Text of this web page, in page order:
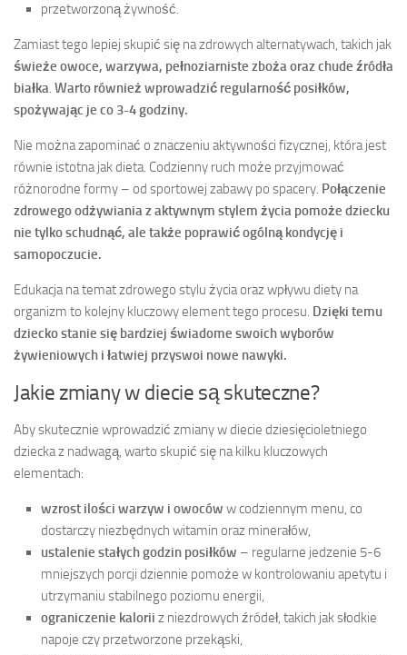
przetworzoną żywność.
Zamiast tego lepiej skupić się na zdrowych alternatywach, takich jak
świeże owoce, warzywa, pełnoziarniste zboża oraz chude źródła
białka. Warto również wprowadzić regularność posiłków,
spożywając je co 3-4 godziny.
Nie można zapominać o znaczeniu aktywności fizycznej, która jest
równie istotna jak dieta. Codzienny ruch może przyjmować
różnorodne formy – od sportowej zabawy po spacery. Połączenie
zdrowego odżywiania z aktywnym stylem życia pomoże dziecku
nie tylko schudnąć, ale także poprawić ogólną kondycję i
samopoczucie.
Edukacja na temat zdrowego stylu życia oraz wpływu diety na
organizm to kolejny kluczowy element tego procesu. Dzięki temu
dziecko stanie się bardziej świadome swoich wyborów
żywieniowych i łatwiej przyswoi nowe nawyki.
Jakie zmiany w diecie są skuteczne?
Aby skutecznie wprowadzić zmiany w diecie dziesięcioletniego
dziecka z nadwagą, warto skupić się na kilku kluczowych
elementach:
wzrost ilości warzyw i owoców w codziennym menu, co
dostarczy niezbędnych witamin oraz minerałów,
ustalenie stałych godzin posiłków – regularne jedzenie 5-6
mniejszych porcji dziennie pomoże w kontrolowaniu apetytu i
utrzymaniu stabilnego poziomu energii,
ograniczenie kalorii z niezdrowych źródeł, takich jak słodkie
napoje czy przetworzone przekąski,